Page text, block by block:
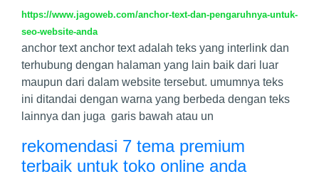
https://www.jagoweb.com/anchor-text-dan-pengaruhnya-untuk-
seo-website-anda
anchor text anchor text adalah teks yang interlink dan
terhubung dengan halaman yang lain baik dari luar
maupun dari dalam website tersebut. umumnya teks
ini ditandai dengan warna yang berbeda dengan teks
lainnya dan juga garis bawah atau un
rekomendasi 7 tema premium
terbaik untuk toko online anda